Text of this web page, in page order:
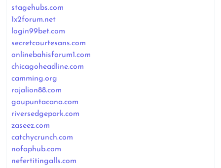
stagehubs.com
1x2forum.net
login99bet.com
secretcourtesans.com
onlinebahisforum1.com
chicagoheadline.com
camming.org
rajalion88.com
goupuntacana.com
riversedgepark.com
zaseez.com
catchycrunch.com
nofaphub.com
nefertitingalls.com